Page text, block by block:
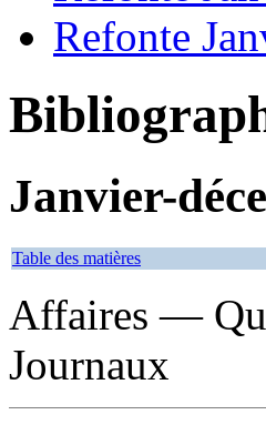
Refonte
Janvier-
Table des matières
Affaires —
Journaux